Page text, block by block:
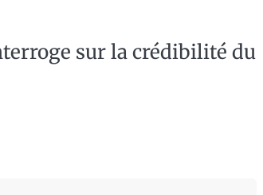
sur la crédibilité du